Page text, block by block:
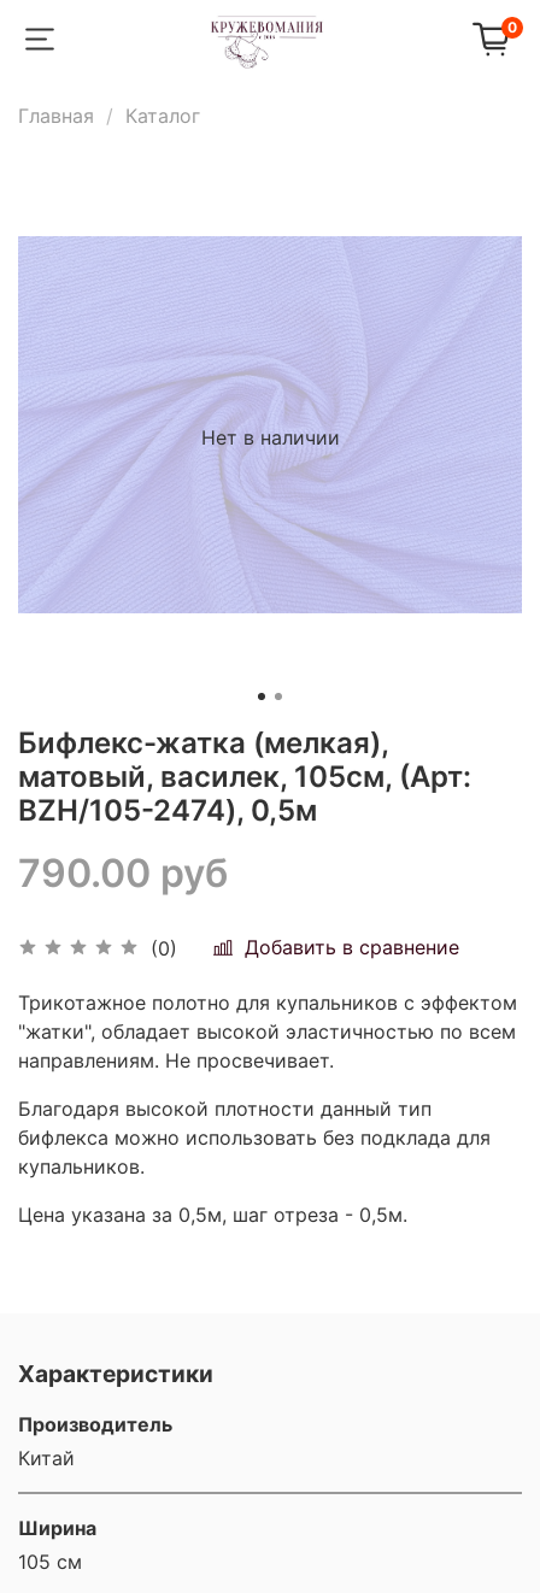
0
Главная Каталог
Нет в наличии
Бифлекс-жатка (мелкая),
матовый, василек, 105см, (Арт:
BZH/105-2474), 0,5м
(0) Добавить в сравнение
790.00 руб
Трикотажное полотно для купальников с эффектом
"жатки", обладает высокой эластичностью по всем
направлениям. Не просвечивает.
Благодаря высокой плотности данный тип
бифлекса можно использовать без подклада для
купальников.
Цена указана за 0,5м, шаг отреза - 0,5м.
Характеристики
Производитель
Китай
Ширина
105 см